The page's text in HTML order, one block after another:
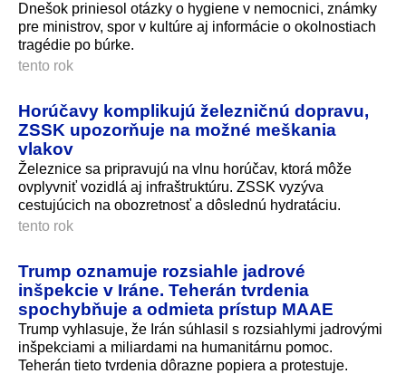
Dnešok priniesol otázky o hygiene v nemocnici, známky
pre ministrov, spor v kultúre aj informácie o okolnostiach
tragédie po búrke.
tento rok
Horúčavy komplikujú železničnú dopravu,
ZSSK upozorňuje na možné meškania
vlakov
Železnice sa pripravujú na vlnu horúčav, ktorá môže
ovplyvniť vozidlá aj infraštruktúru. ZSSK vyzýva
cestujúcich na obozretnosť a dôslednú hydratáciu.
tento rok
Trump oznamuje rozsiahle jadrové
inšpekcie v Iráne. Teherán tvrdenia
spochybňuje a odmieta prístup MAAE
Trump vyhlasuje, že Irán súhlasil s rozsiahlymi jadrovými
inšpekciami a miliardami na humanitárnu pomoc.
Teherán tieto tvrdenia dôrazne popiera a protestuje.